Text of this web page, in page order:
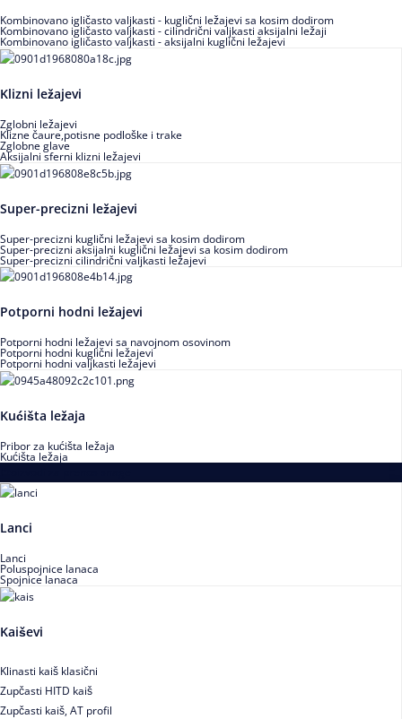
Kombinovano igličasto valjkasti - kuglični ležajevi sa kosim dodirom
Kombinovano igličasto valjkasti - cilindrični valjkasti aksijalni ležaji
Kombinovano igličasto valjkasti - aksijalni kuglični ležajevi
Klizni ležajevi
Zglobni ležajevi
Klizne čaure,potisne podloške i trake
Zglobne glave
Aksijalni sferni klizni ležajevi
Super-precizni ležajevi
Super-precizni kuglični ležajevi sa kosim dodirom
Super-precizni aksijalni kuglični ležajevi sa kosim dodirom
Super-precizni cilindrični valjkasti ležajevi
Potporni hodni ležajevi
Potporni hodni ležajevi sa navojnom osovinom
Potporni hodni kuglični ležajevi
Potporni hodni valjkasti ležajevi
Kućišta ležaja
Pribor za kućišta ležaja
Kućišta ležaja
Lanci
Lanci
Poluspojnice lanaca
Spojnice lanaca
Kaiševi
Klinasti kaiš klasični
Zupčasti HITD kaiš
Zupčasti kaiš, AT profil